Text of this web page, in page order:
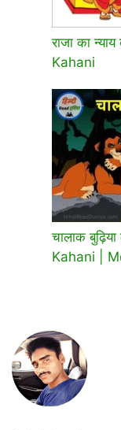
राजा का
Kahani
चालाक
Kahani |